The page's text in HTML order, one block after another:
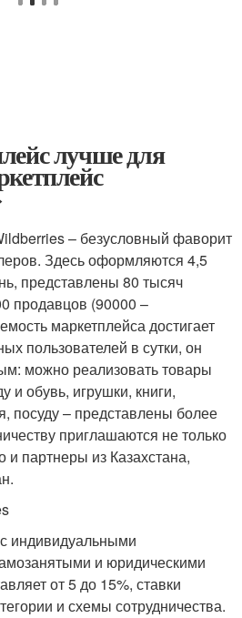
лучше для
– безусловный фаворит
Здесь оформляются 4,5
представлены 80 тысяч
продавцов (90000 –
маркетплейса достигает
пользователей в сутки, он
можно реализовать товары
и обувь, игрушки, книги,
посуду – представлены более
приглашаются не только
и партнеры из Казахстана,
индивидуальными
и юридическими
от 5 до 15%, ставки
и схемы сотрудничества.